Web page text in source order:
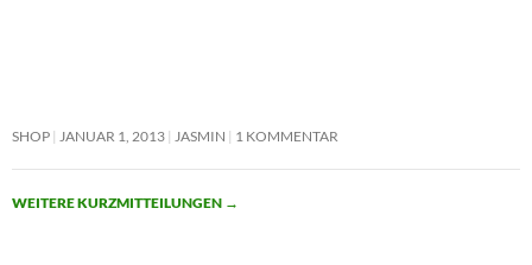
SHOP JANUAR 1, 2013 JASMIN 1 KOMMENTAR
WEITERE KURZMITTEILUNGEN →